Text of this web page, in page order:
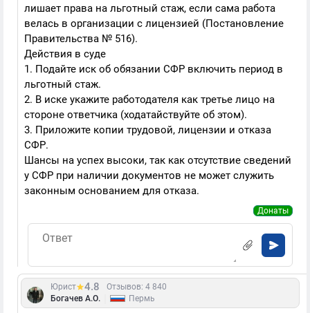
лишает права на льготный стаж, если сама работа
велась в организации с лицензией (Постановление
Правительства № 516).
Действия в суде
1. Подайте иск об обязании СФР включить период в
льготный стаж.
2. В иске укажите работодателя как третье лицо на
стороне ответчика (ходатайствуйте об этом).
3. Приложите копии трудовой, лицензии и отказа
СФР.
Шансы на успех высоки, так как отсутствие сведений
у СФР при наличии документов не может служить
законным основанием для отказа.
Донаты
Юрист 4.8
Отзывов: 4 840
Богачев А.О.
Пермь